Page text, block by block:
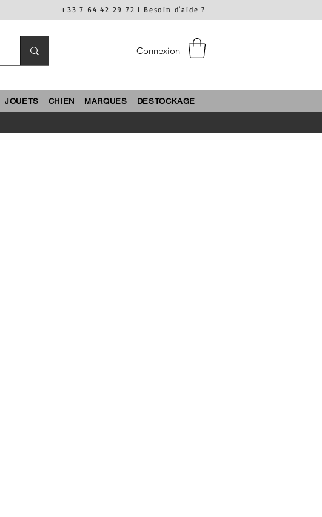
+33 7 64 42 29 72 I Besoin d'aide ?
Connexion
JOUETS CHIEN MARQUES DESTOCKAGE